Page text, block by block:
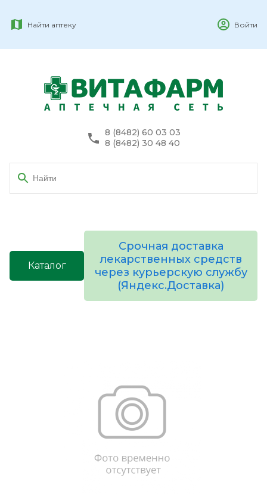
Найти аптеку Войти
8 (8482) 60 03 03
8 (8482) 30 48 40
Каталог
Срочная доставка
лекарственных средств
через курьерскую службу
(Яндекс.Доставка)